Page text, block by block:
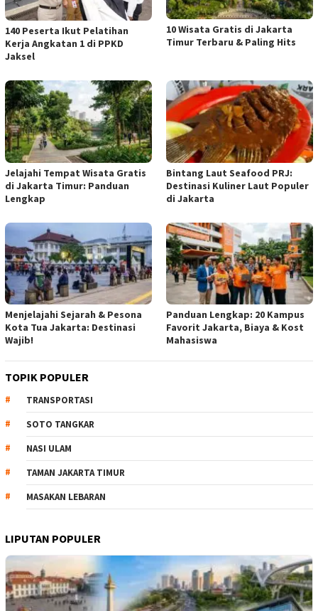
140 Peserta Ikut Pelatihan
Kerja Angkatan 1 di PPKD
Jaksel
10 Wisata Gratis di Jakarta
Timur Terbaru & Paling Hits
Jelajahi Tempat Wisata Gratis
di Jakarta Timur: Panduan
Lengkap
Bintang Laut Seafood PRJ:
Destinasi Kuliner Laut Populer
di Jakarta
Menjelajahi Sejarah & Pesona
Kota Tua Jakarta: Destinasi
Wajib!
Panduan Lengkap: 20 Kampus
Favorit Jakarta, Biaya & Kost
Mahasiswa
TOPIK POPULER
TRANSPORTASI
SOTO TANGKAR
NASI ULAM
TAMAN JAKARTA TIMUR
MASAKAN LEBARAN
LIPUTAN POPULER